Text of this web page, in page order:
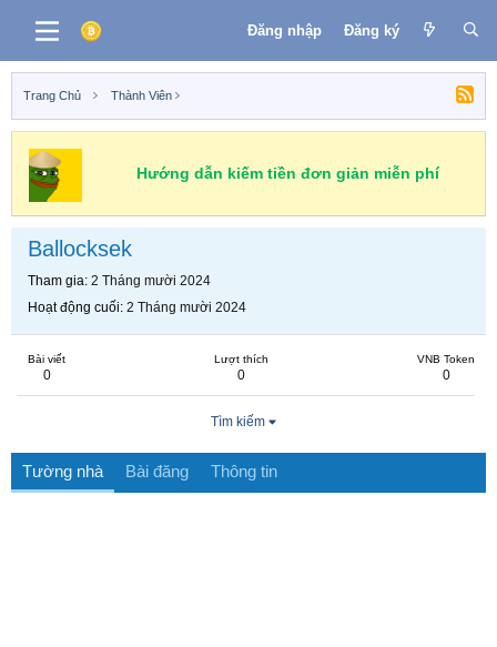
Đăng nhập Đăng ký
Trang Chủ Thành Viên
Hướng dẫn kiếm tiền đơn giản miễn phí
Ballocksek
Tham gia 2 Tháng mười 2024
Hoạt động cuối 2 Tháng mười 2024
Bài viết
0
Lượt thích
0
VNB Token
0
Tìm kiếm
Tường nhà Bài đăng Thông tin